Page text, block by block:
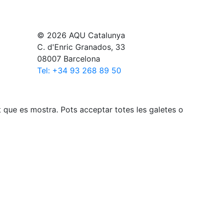
© 2026 AQU Catalunya
C. d'Enric Granados, 33
08007 Barcelona
Tel: +34 93 268 89 50
es mostra. Pots acceptar totes les galetes o